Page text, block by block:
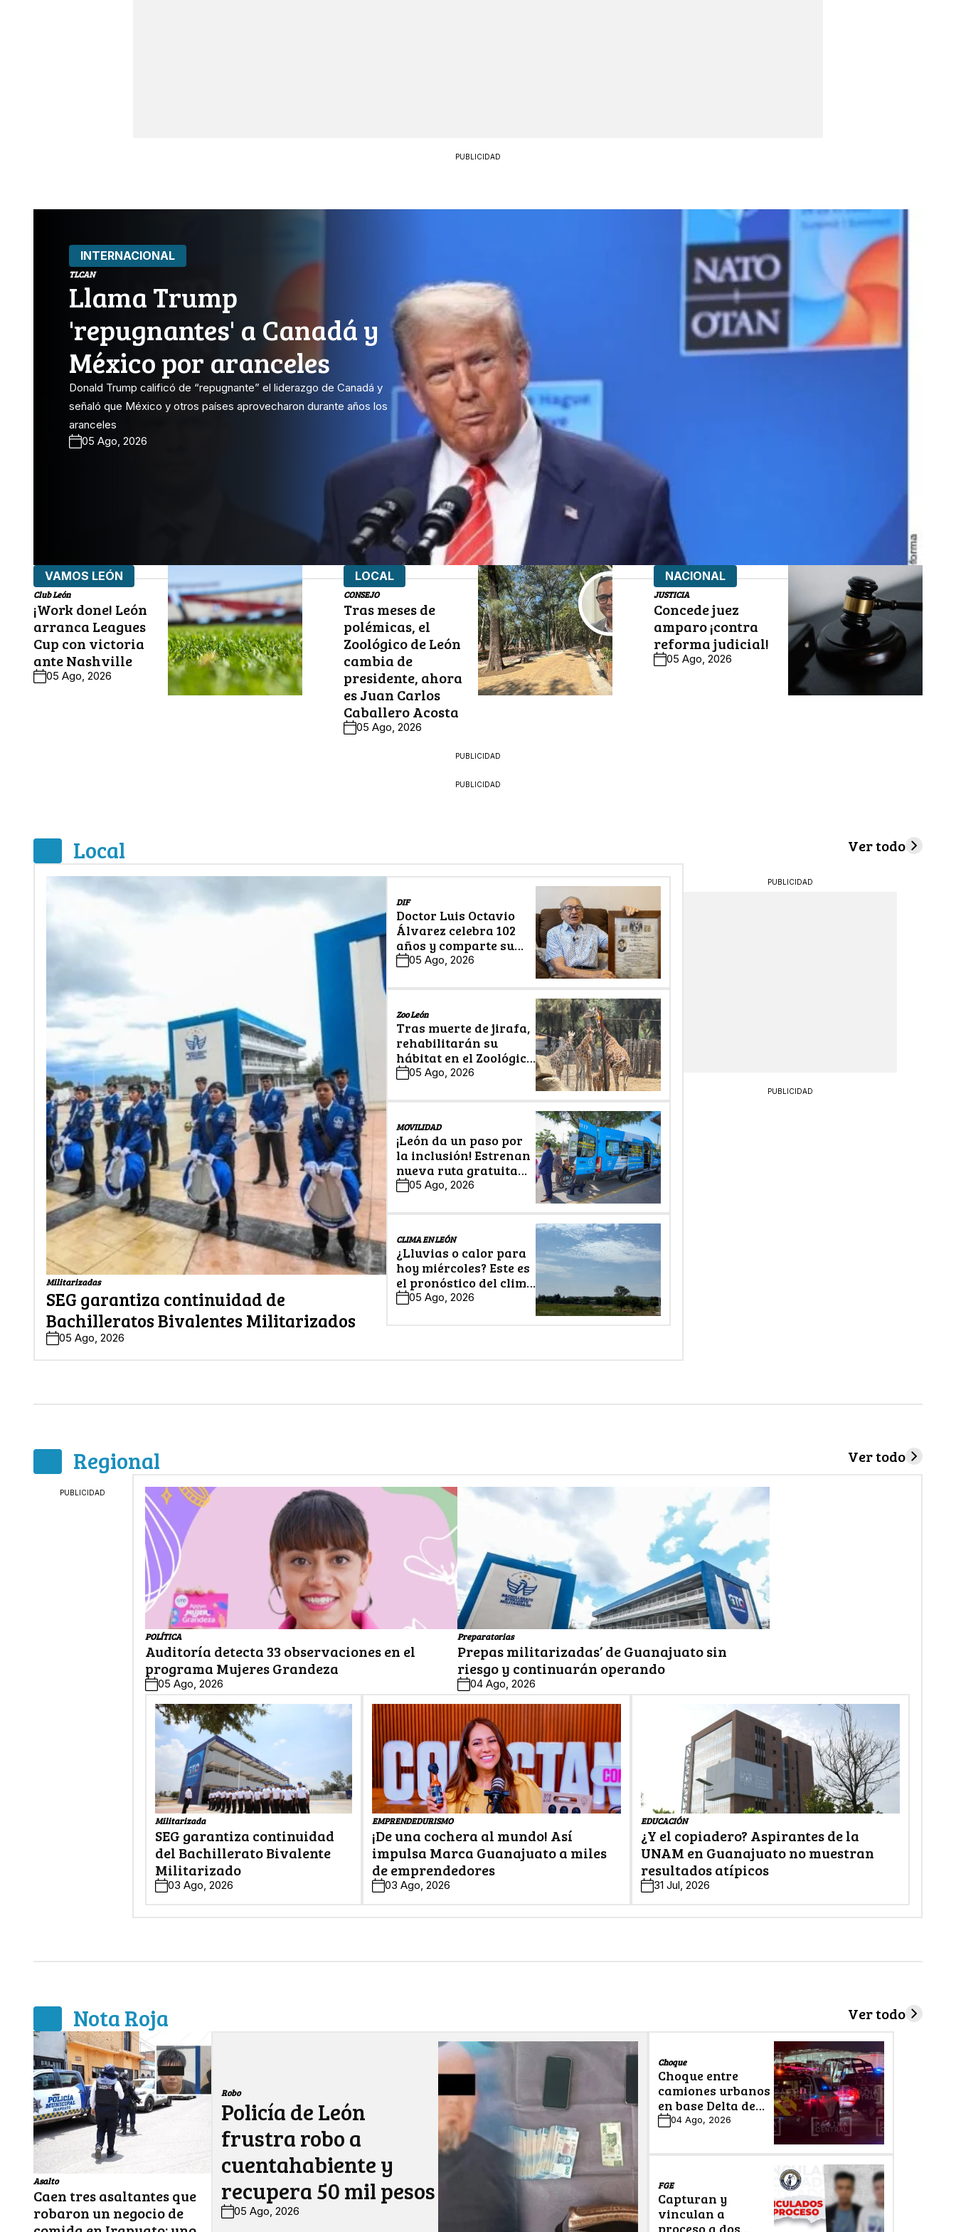
PUBLICIDAD
INTERNACIONAL
TLCAN
Llama Trump
'repugnantes' a Canadá y
México por aranceles
Donald Trump calificó de “repugnante” el liderazgo de Canadá y
señaló que México y otros países aprovecharon durante años los
aranceles
05 Ago, 2026
VAMOS LEÓN
Club León
¡Work done! León
arranca Leagues
Cup con victoria
ante Nashville
05 Ago, 2026
LOCAL
CONSEJO
Tras meses de
polémicas, el
Zoológico de León
cambia de
presidente, ahora
es Juan Carlos
Caballero Acosta
05 Ago, 2026
NACIONAL
JUSTICIA
Concede juez
amparo ¡contra
reforma judicial!
05 Ago, 2026
PUBLICIDAD
PUBLICIDAD
Local Ver todo
Militarizadas
SEG garantiza continuidad de
Bachilleratos Bivalentes Militarizados
05 Ago, 2026
DIF
Doctor Luis Octavio
Álvarez celebra 102
años y comparte su
legado en Historias
05 Ago, 2026
Zoo León
Tras muerte de jirafa,
rehabilitarán su
hábitat en el Zoológico
de León
05 Ago, 2026
MOVILIDAD
¡León da un paso por
la inclusión! Estrenan
nueva ruta gratuita
para personas con
05 Ago, 2026
CLIMA EN LEÓN
¿Lluvias o calor para
hoy miércoles? Este es
el pronóstico del clima
en León
05 Ago, 2026
PUBLICIDAD
PUBLICIDAD
Regional Ver todo
POLÍTICA
Auditoría detecta 33 observaciones en el
programa Mujeres Grandeza
05 Ago, 2026
Preparatorias
Prepas militarizadas’ de Guanajuato sin
riesgo y continuarán operando
04 Ago, 2026
Militarizada
SEG garantiza continuidad
del Bachillerato Bivalente
Militarizado
03 Ago, 2026
EMPRENDEDURISMO
¡De una cochera al mundo! Así
impulsa Marca Guanajuato a miles
de emprendedores
03 Ago, 2026
EDUCACIÓN
¿Y el copiadero? Aspirantes de la
UNAM en Guanajuato no muestran
resultados atípicos
31 Jul, 2026
PUBLICIDAD
Nota Roja Ver todo
Asalto
Caen tres asaltantes que
robaron un negocio de
Robo
Policía de León
frustra robo a
cuentahabiente y
recupera 50 mil pesos
05 Ago, 2026
Choque
Choque entre
camiones urbanos
en base Delta de
León deja cinco
04 Ago, 2026
FGE
Capturan y
vinculan a
proceso a dos